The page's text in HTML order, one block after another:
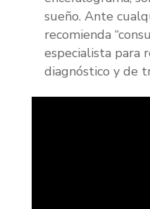
sueño. Ante
recomienda
especialista para
diagnóstico y de